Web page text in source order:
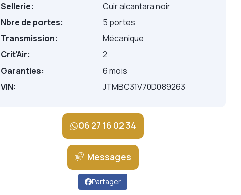
Sellerie:
Cuir alcantara noir
Nbre de portes:
5 portes
Transmission:
Mécanique
Crit'Air:
2
Garanties:
6 mois
VIN:
JTMBC31V70D089263
06 27 16 02 34
Messages
Partager